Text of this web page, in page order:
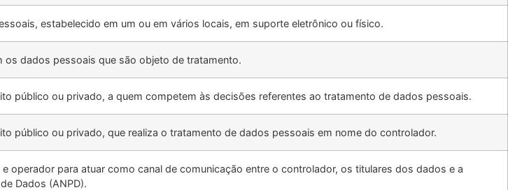
estabelecido em um ou em vários locais, em suporte eletrônico ou físico.
os dados pessoais que são objeto de tratamento.
público ou privado, a quem competem às decisões referentes ao tratamento de dados pessoais.
público ou privado, que realiza o tratamento de dados pessoais em nome do controlador.
operador para atuar como canal de comunicação entre o controlador, os titulares dos dados e a
Dados (ANPD).